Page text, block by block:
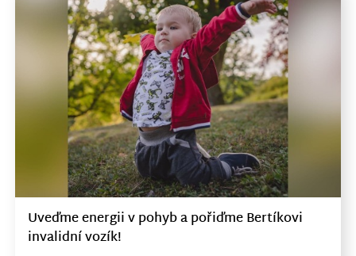
Uveďme energii v pohyb a pořiďme Bertíkovi
invalidní vozík!